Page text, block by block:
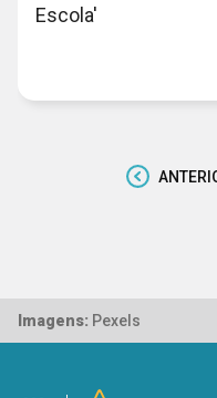
Escola'
Imagens: Pexels